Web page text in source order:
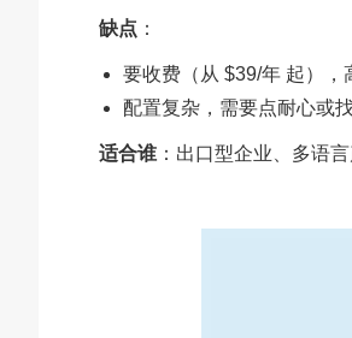
缺点 ：
要收费（从 $39/年 起），
配置复杂，需要点耐心或
适合谁 ：出口型企业、多语